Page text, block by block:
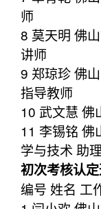
师
8 莫天明 佛
讲师
9 郑琼珍 佛
指导教师
10 武文慧 佛
11 李锡铭 佛
学与技术 助
初次考核认
编号 姓名 工